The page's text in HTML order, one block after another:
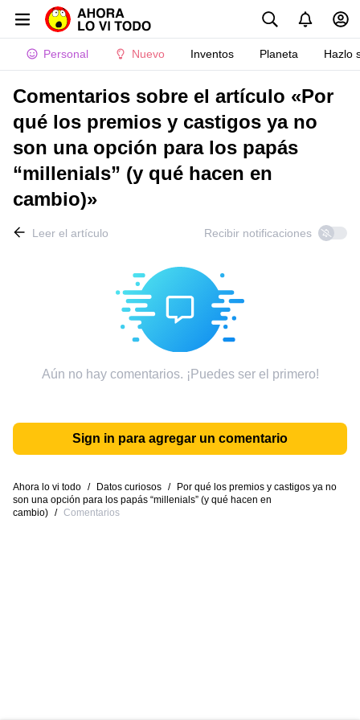
Personal Nuevo Inventos Planeta Hazlo
Comentarios sobre el artículo «Por
qué los premios y castigos ya no
son una opción para los papás
“millenials” (y qué hacen en
cambio)»
Leer el artículo Recibir notificaciones
Aún no hay comentarios. ¡Puedes ser el primero!
Sign in para agregar un comentario
Ahora lo vi todo / Datos curiosos /
Por qué los premios y castigos ya no
son una opción para los papás “millenials” (y qué hacen en
cambio) / Comentarios